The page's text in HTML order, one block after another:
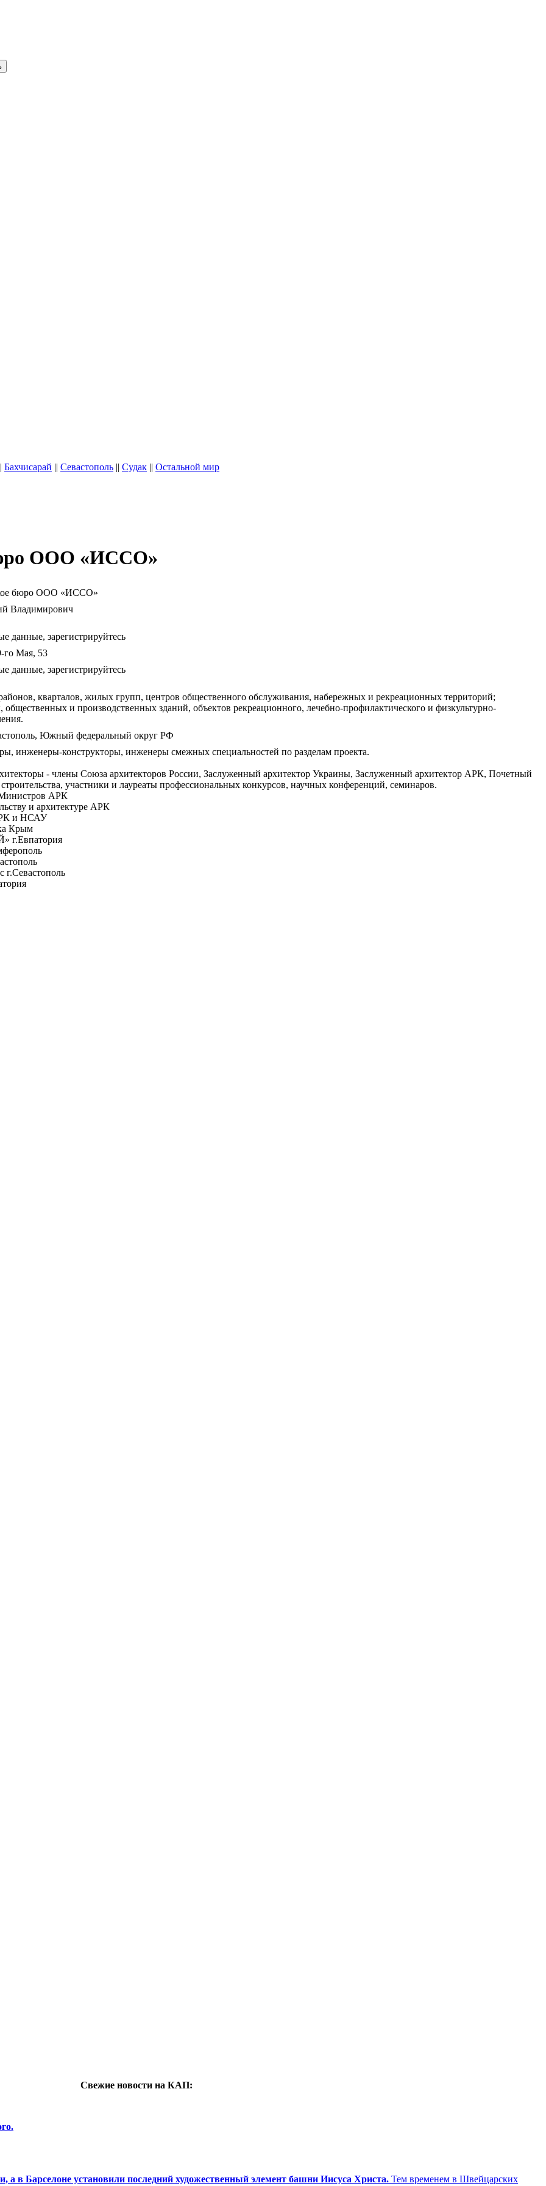
Бахчисарай || Севастополь || Судак || Остальной мир
ООО «ИССО»
бюро ООО «ИССО»
Владимирович
данные, зарегистрируйтесь
го Мая, 53
данные, зарегистрируйтесь
кварталов, жилых групп, центров общественного обслуживания, набережных и рекреационных территорий;
и производственных зданий, объектов рекреационного, лечебно-профилактического и физкультурно-
Южный федеральный округ РФ
инженеры-конструкторы, инженеры смежных специальностей по разделам проекта.
- члены Союза архитекторов России, Заслуженный архитектор Украины, Заслуженный архитектор АРК, Почетный
участники и лауреаты профессиональных конкурсов, научных конференций, семинаров.
Министров АРК
и архитектуре АРК
и НСАУ
Крым
Свежие новости на КАП:
а в Барселоне установили последний художественный элемент башни Иисуса Христа. Тем временем в Швейцарских